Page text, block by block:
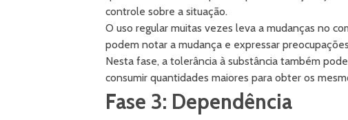
controle sobre a situação.
O uso regular muitas vezes leva a mudanças no
podem notar a mudança e expressar
Nesta fase, a tolerância à substância também
consumir quantidades maiores para obter os
Fase 3: Dependência